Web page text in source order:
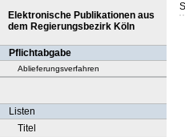
Elektronische Publikationen aus
dem Regierungsbezirk Köln
Pflichtabgabe
Ablieferungsverfahren
Listen
Titel